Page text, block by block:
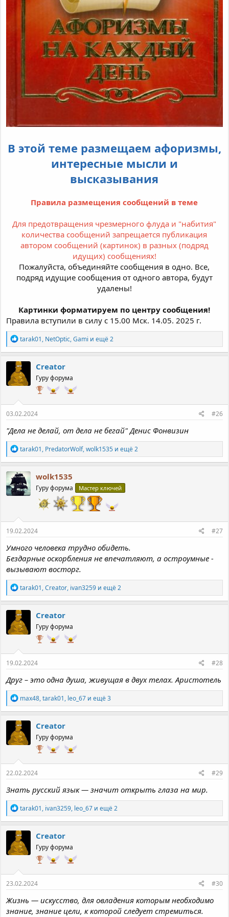
В этой теме размещаем афоризмы,
интересные мысли и
высказывания
Правила размещения сообщений в теме
Для предотвращения чрезмерного флуда и "набития"
количества сообщений запрещается публикация
автором сообщений (картинок) в разных (подряд
идущих) сообщениях!
Пожалуйста, объединяйте сообщения в одно. Все,
подряд идущие сообщения от одного автора, будут
удалены!
Картинки форматируем по центру сообщения!
Правила вступили в силу с 15.00 Мск. 14.05. 2025 г.
Р
е
а
к
ц
и
и
tarak01, NetOptic,Gami и ещё 2
Creator
Гуру форума
03.02.2024 #26
"Дела не делай, от дела не бегай" Денис Фонвизин
Р
е
а
к
ц
и
и
tarak01, PredatorWolf,wolk1535 и ещё 2
wolk1535
Гуру форума Мастер ключей
19.02.2024 #27
Умного человека трудно обидеть.
Бездарные оскорбления не впечатляют, а остроумные -
вызывают восторг.
Р
е
а
к
ц
и
и
tarak01,Creator, ivan3259 и ещё 2
Creator
Гуру форума
19.02.2024 #28
Друг – это одна душа, живущая в двух телах. Аристотель
Р
е
а
к
ц
и
и
max48,tarak01, leo_67 и ещё 3
Creator
Гуру форума
22.02.2024 #29
Знать русский язык — значит открыть глаза на мир.
Р
е
а
к
ц
и
и
tarak01, ivan3259, leo_67 и ещё 2
Creator
Гуру форума
23.02.2024 #30
Жизнь — искусство, для овладения которым необходимо
знание, знание цели, к которой следует стремиться.